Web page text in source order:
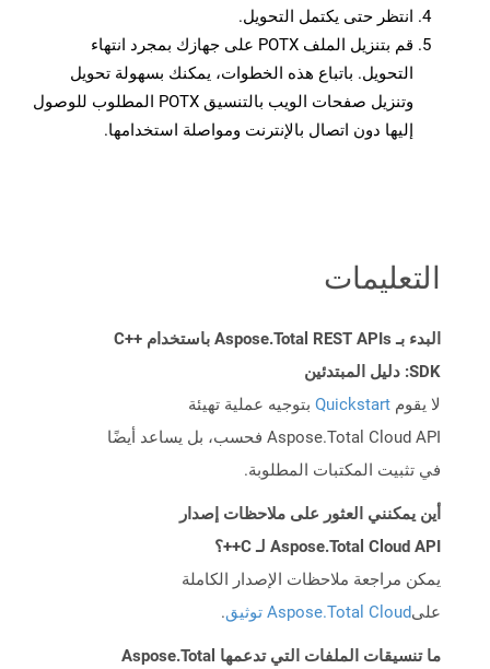
انتظر حتى يكتمل التحويل.
قم بتنزيل الملف POTX على جهازك بمجرد انتهاء
التحويل. باتباع هذه الخطوات، يمكنك بسهولة تحويل
وتنزيل صفحات الويب بالتنسيق POTX المطلوب للوصول
إليها دون اتصال بالإنترنت ومواصلة استخدامها.
التعليمات
البدء بـ Aspose.Total REST APIs باستخدام C++
SDK: دليل المبتدئين
لا يقوم Quickstart بتوجيه عملية تهيئة
Aspose.Total Cloud API فحسب، بل يساعد أيضًا
في تثبيت المكتبات المطلوبة.
أين يمكنني العثور على ملاحظات إصدار
Aspose.Total Cloud API لـ C++؟
يمكن مراجعة ملاحظات الإصدار الكاملة
علىAspose.Total Cloud توثيق .
ما تنسيقات الملفات التي تدعمها Aspose.Total